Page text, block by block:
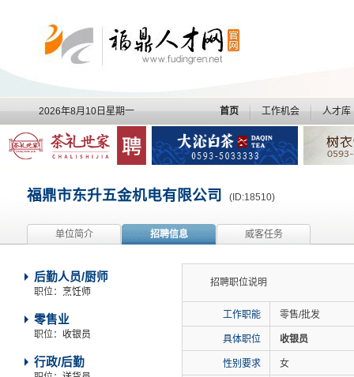
2026年8月10日星期一 首页 工作机会 人才库
福鼎市东升五金机电有限公司 (ID:18510)
单位简介 招聘信息 威客任务
后勤人员/厨师
职位： 烹饪师
零售业
职位： 收银员
行政/后勤
招聘职位说明
工作职能 零售/批发
具体职位 收银员
性别要求 女